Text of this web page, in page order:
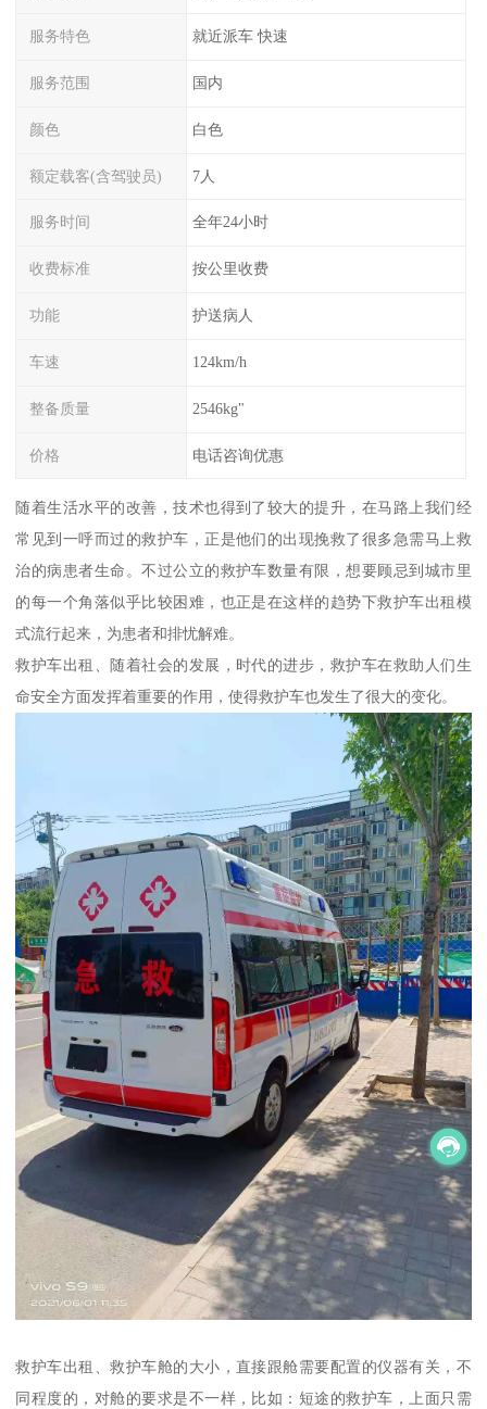
服务特色 就近派车 快速
服务范围 国内
颜色 白色
额定载客(含驾驶员) 7人
服务时间 全年24小时
收费标准 按公里收费
功能 护送病人
车速 124km/h
整备质量 2546kg"
价格 电话咨询优惠
随着生活水平的改善，技术也得到了较大的提升，在马路上我们经
常见到一呼而过的救护车，正是他们的出现挽救了很多急需马上救
治的病患者生命。不过公立的救护车数量有限，想要顾忌到城市里
的每一个角落似乎比较困难，也正是在这样的趋势下救护车出租模
式流行起来，为患者和排忧解难。
救护车出租、随着社会的发展，时代的进步，救护车在救助人们生
命安全方面发挥着重要的作用，使得救护车也发生了很大的变化。
救护车出租、救护车舱的大小，直接跟舱需要配置的仪器有关，不
同程度的，对舱的要求是不一样，比如：短途的救护车，上面只需